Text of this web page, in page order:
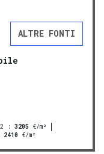
ALTRE FONTI
: 3205 €/m²
2410 €/m²